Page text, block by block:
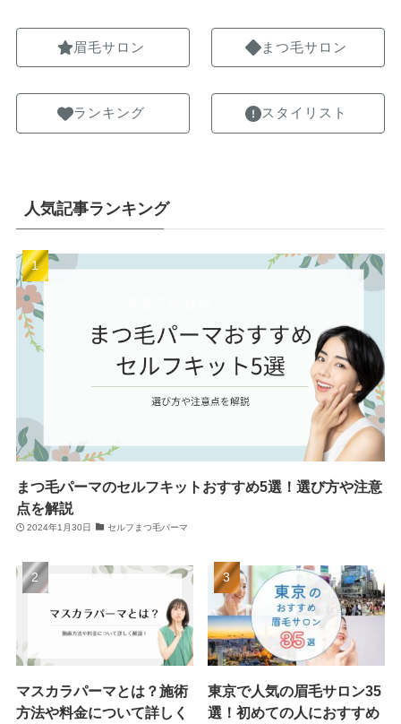
眉毛サロン
ランキング
まつ毛サロン
スタイリスト
人気記事ランキング
まつ毛パーマのセルフキットおすすめ5選！選び方や注意
点を解説
2024年1月30日 セルフまつ毛パーマ
マスカラパーマとは？施術
方法や料金について詳しく
東京で人気の眉毛サロン35
選！初めての人におすすめ